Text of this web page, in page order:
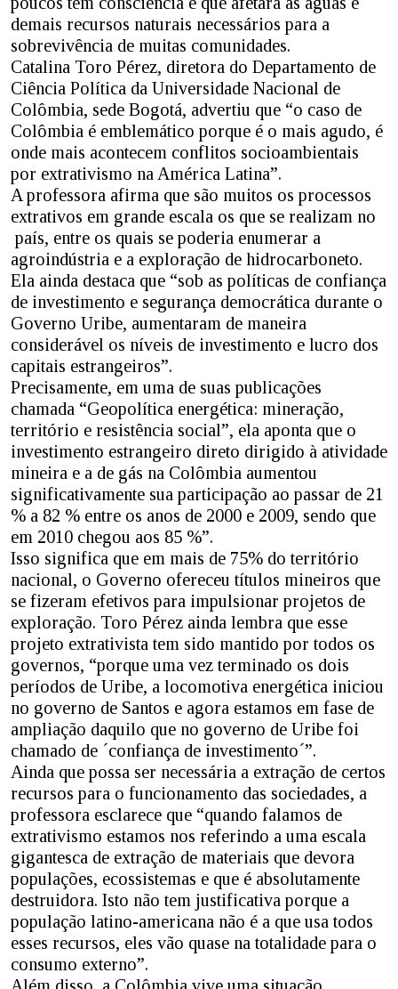
demais recursos naturais necessários para a
sobrevivência de muitas comunidades.
Catalina Toro Pérez, diretora do Departamento de
Ciência Política da Universidade Nacional de
Colômbia, sede Bogotá, advertiu que “o caso de
Colômbia é emblemático porque é o mais agudo, é
onde mais acontecem conflitos socioambientais
por extrativismo na América Latina”.
A professora afirma que são muitos os processos
extrativos em grande escala os que se realizam no
país, entre os quais se poderia enumerar a
agroindústria e a exploração de hidrocarboneto.
Ela ainda destaca que “sob as políticas de confiança
de investimento e segurança democrática durante o
Governo Uribe, aumentaram de maneira
considerável os níveis de investimento e lucro dos
capitais estrangeiros”.
Precisamente, em uma de suas publicações
chamada “Geopolítica energética: mineração,
território e resistência social”, ela aponta que o
investimento estrangeiro direto dirigido à atividade
mineira e a de gás na Colômbia aumentou
significativamente sua participação ao passar de 21
% a 82 % entre os anos de 2000 e 2009, sendo que
em 2010 chegou aos 85 %”.
Isso significa que em mais de 75% do território
nacional, o Governo ofereceu títulos mineiros que
se fizeram efetivos para impulsionar projetos de
exploração. Toro Pérez ainda lembra que esse
projeto extrativista tem sido mantido por todos os
governos, “porque uma vez terminado os dois
períodos de Uribe, a locomotiva energética iniciou
no governo de Santos e agora estamos em fase de
ampliação daquilo que no governo de Uribe foi
chamado de ´confiança de investimento´”.
Ainda que possa ser necessária a extração de certos
recursos para o funcionamento das sociedades, a
professora esclarece que “quando falamos de
extrativismo estamos nos referindo a uma escala
gigantesca de extração de materiais que devora
populações, ecossistemas e que é absolutamente
destruidora. Isto não tem justificativa porque a
população latino-americana não é a que usa todos
esses recursos, eles vão quase na totalidade para o
consumo externo”.